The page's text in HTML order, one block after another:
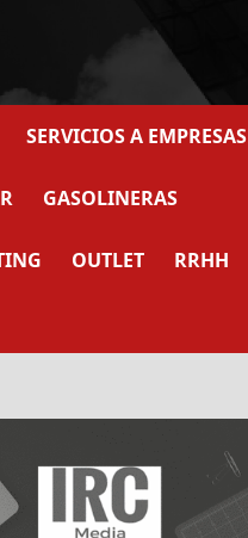
SERVICIOS A EMPRESAS
GASOLINERAS
OUTLET RRHH